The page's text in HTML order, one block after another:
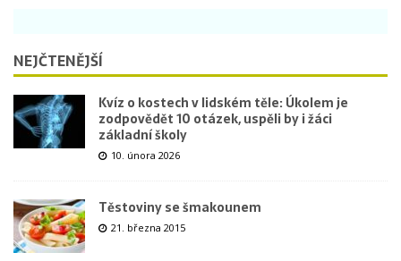
NEJČTENĚJŠÍ
Kvíz o kostech v lidském těle: Úkolem je
zodpovědět 10 otázek, uspěli by i žáci
základní školy
10. února 2026
Těstoviny se šmakounem
21. března 2015